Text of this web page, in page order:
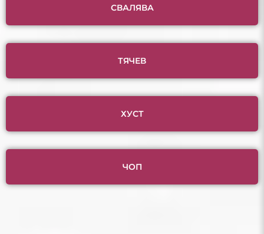
СВАЛЯВА
ТЯЧЕВ
ХУСТ
ЧОП